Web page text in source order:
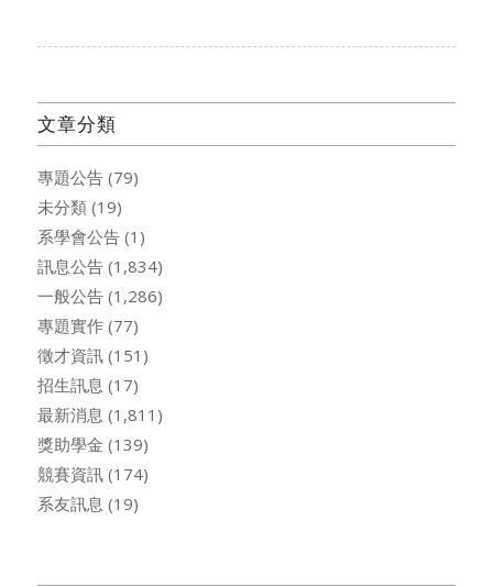
文章分類
專題公告(79)
未分類(19)
系學會公告(1)
訊息公告(1,834)
一般公告(1,286)
專題實作(77)
徵才資訊(151)
招生訊息 (17)
最新消息 (1,811)
獎助學金 (139)
競賽資訊(174)
系友訊息 (19)